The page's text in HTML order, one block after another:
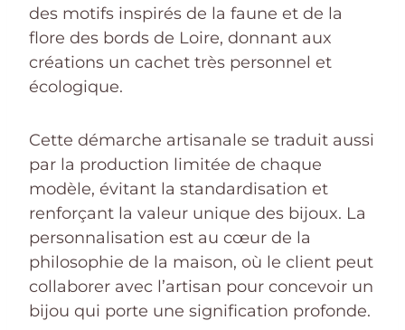
des motifs inspirés de la faune et de la
flore des bords de Loire, donnant aux
créations un cachet très personnel et
écologique.
Cette démarche artisanale se traduit aussi
par la production limitée de chaque
modèle, évitant la standardisation et
renforçant la valeur unique des bijoux. La
personnalisation est au cœur de la
philosophie de la maison, où le client peut
collaborer avec l’artisan pour concevoir un
bijou qui porte une signification profonde.